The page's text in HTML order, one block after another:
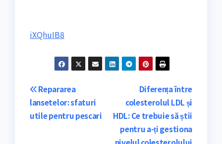
iXQhuIB8
Navigare
în
Diferența între
colesterolul LDL și
HDL: Ce trebuie să știi
pentru a-ți gestiona
Repararea
lansetelor: sfaturi
utile pentru pescari